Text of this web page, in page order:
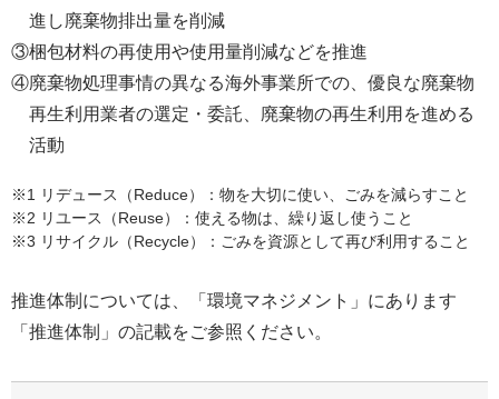
進し廃棄物排出量を削減
③梱包材料の再使用や使用量削減などを推進
④廃棄物処理事情の異なる海外事業所での、優良な廃棄物
再生利用業者の選定・委託、廃棄物の再生利用を進める
活動
※1 リデュース（Reduce）：物を大切に使い、ごみを減らすこと
※2 リユース（Reuse）：使える物は、繰り返し使うこと
※3 リサイクル（Recycle）：ごみを資源として再び利用すること
推進体制については、「環境マネジメント」にあります
「推進体制」の記載をご参照ください。